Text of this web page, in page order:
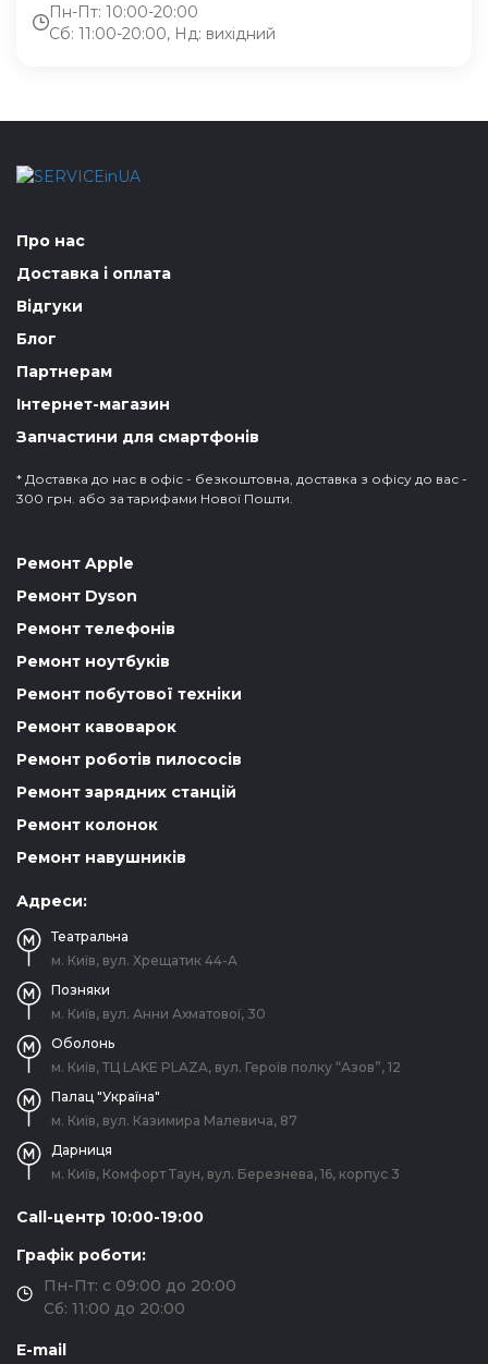
Пн-Пт: 10:00-20:00
Сб: 11:00-20:00, Нд: вихідний
Про нас
Доставка і оплата
Відгуки
Блог
Партнерам
Інтернет-магазин
Запчастини для смартфонів
* Доставка до нас в офіс - безкоштовна, доставка з офісу до вас -
300 грн. або за тарифами Нової Пошти.
Ремонт Apple
Ремонт Dyson
Ремонт телефонів
Ремонт ноутбуків
Ремонт побутової техніки
Ремонт кавоварок
Ремонт роботів пилососів
Ремонт зарядних станцій
Ремонт колонок
Ремонт навушників
Адреси:
Театральна
м. Київ, вул. Хрещатик 44-A
Позняки
м. Київ, вул. Анни Ахматової, 30
Оболонь
м. Київ, ТЦ LAKE PLAZA, вул. Героїв полку “Азов”, 12
Палац "Україна"
м. Київ, вул. Казимира Малевича, 87
Дарниця
м. Київ, Комфорт Таун, вул. Березнева, 16, корпус 3
Call-центр 10:00-19:00
Графік роботи:
Пн-Пт: с 09:00 до 20:00
Сб: 11:00 до 20:00
E-mail